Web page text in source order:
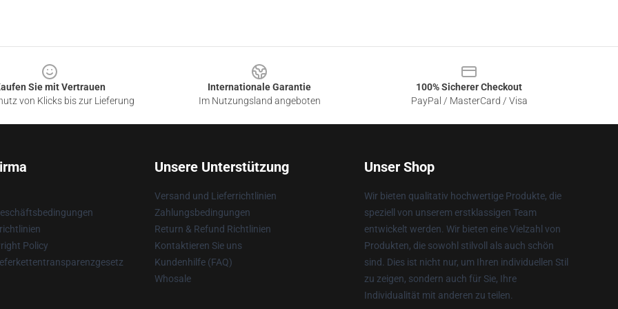
Sie mit Vertrauen
von Klicks bis zur Lieferung
Internationale Garantie
Im Nutzungsland angeboten
100% Sicherer Checkout
PayPal / MasterCard / Visa
Policy
Unsere Unterstützung
Versand und Lieferrichtlinien
Zahlungsbedingungen
Return & Refund Richtlinien
Kontaktieren Sie uns
Kundenhilfe (FAQ)
Whosale
Unser Shop
Wir bieten qualitativ hochwertige Produkte, die
speziell von unserem erstklassigen Team
entwickelt werden. Wir bieten eine Vielzahl von
Produkten, die sowohl stilvoll als auch schön
sind. Dies ist nicht nur, um Ihren individuellen Stil
zu zeigen, sondern auch für Sie, Ihre
Individualität mit anderen zu teilen.